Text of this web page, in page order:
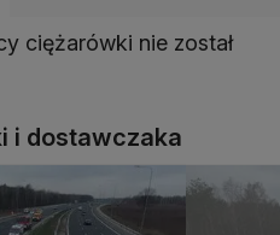
ciężarówki nie został
i dostawczaka